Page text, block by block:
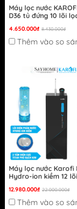
Máy lọc nước
D36 tủ đứng 10 lõi
4.650.000₫ 8.430.000₫
Thêm vào so
Máy lọc nước Karofi
Hydro-ion kiềm 12
12.980.000₫ 22.000.000₫
Thêm vào so